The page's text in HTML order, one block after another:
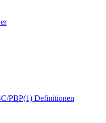
PBP(1) Definitionen